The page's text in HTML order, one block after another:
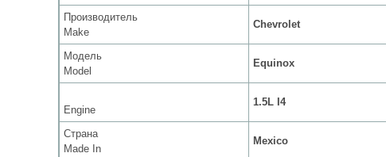
Производитель
Make
Chevrolet
Модель
Model
Equinox
Engine
1.5L I4
Страна
Made In
Mexico